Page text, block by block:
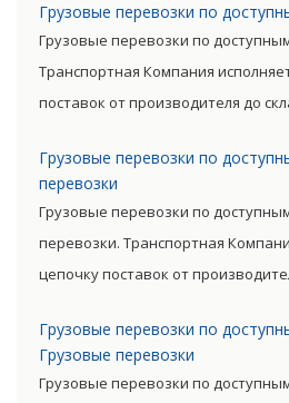
позволяют уменьшить
существенно снизив уровень
Грузовые перевозки по
Грузовые перевозки по
Транспортная Компания
поставок от производителя до
позволяют уменьшить
существенно снизив уровень
Грузовые перевозки по
перевозки
Грузовые перевозки по
перевозки. Транспортная
цепочку поставок от
позволяют уменьшить
существенно снизив уровень
Грузовые перевозки по
Грузовые перевозки
Грузовые перевозки по